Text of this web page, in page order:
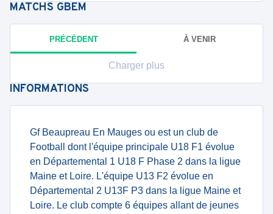
MATCHS GBEM
PRÉCÉDENT À VENIR
Charger plus
INFORMATIONS
Gf Beaupreau En Mauges ou est un club de
Football dont l'équipe principale U18 F1 évolue
en Départemental 1 U18 F Phase 2 dans la ligue
Maine et Loire. L'équipe U13 F2 évolue en
Départemental 2 U13F P3 dans la ligue Maine et
Loire. Le club compte 6 équipes allant de jeunes